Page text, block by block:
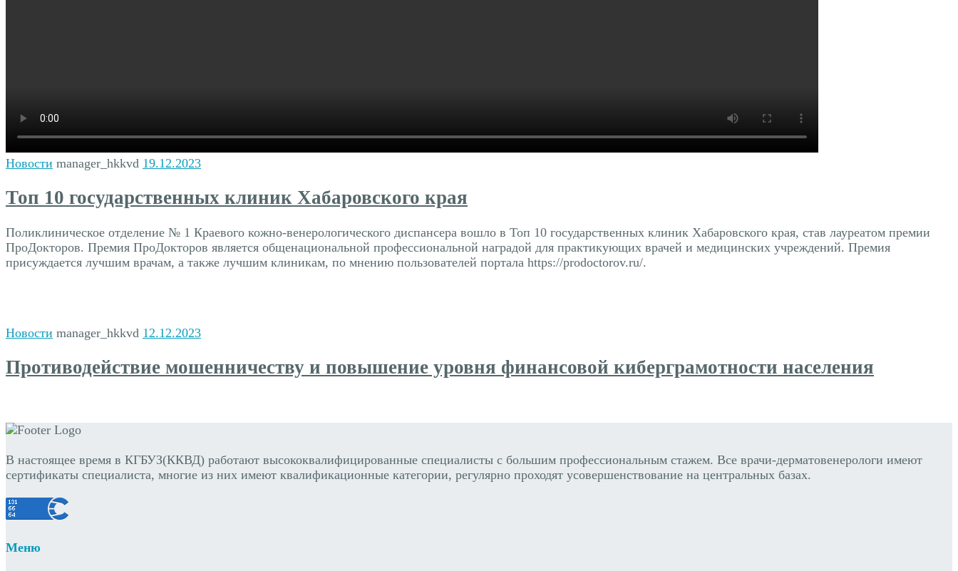
Новости manager_hkkvd 19.12.2023
Топ 10 государственных клиник Хабаровского края
Поликлиническое отделение № 1 Краевого кожно-венерологического диспансера вошло в Топ 10 государственных клиник Хабаровского края, став лауреатом премии
ПроДокторов. Премия ПроДокторов является общенациональной профессиональной наградой для практикующих врачей и медицинских учреждений. Премия
присуждается лучшим врачам, а также лучшим клиникам, по мнению пользователей портала https://prodoctorov.ru/.
Новости manager_hkkvd 12.12.2023
Противодействие мошенничеству и повышение уровня финансовой киберграмотности населения
В настоящее время в КГБУЗ(ККВД) работают высококвалифицированные специалисты с большим профессиональным стажем. Все врачи-дерматовенерологи имеют
сертификаты специалиста, многие из них имеют квалификационные категории, регулярно проходят усовершенствование на центральных базах.
Меню